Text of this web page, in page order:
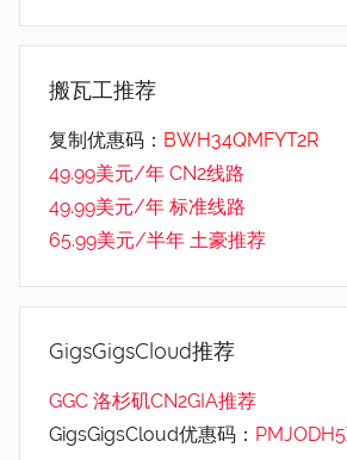
搬瓦工推荐
复制优惠码： BWH34QMFYT2R
49.99美元/年 CN2线路
49.99美元/年 标准线路
65.99美元/半年 土豪推荐
GigsGigsCloud推荐
GGC 洛杉矶CN2GIA推荐
GigsGigsCloud优惠码：